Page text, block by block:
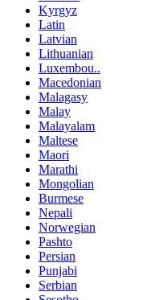
Kyrgyz
Latin
Latvian
Lithuanian
Luxembou..
Macedonian
Malagasy
Malay
Malayalam
Maltese
Maori
Marathi
Mongolian
Burmese
Nepali
Norwegian
Pashto
Persian
Punjabi
Serbian